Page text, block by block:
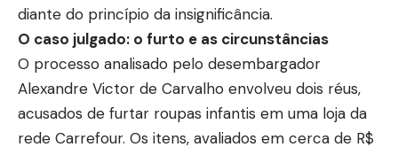
diante do princípio da insignificância.
O caso julgado: o furto e as circunstâncias
O processo analisado pelo desembargador
Alexandre Victor de Carvalho envolveu dois réus,
acusados de furtar roupas infantis em uma loja da
rede Carrefour. Os itens, avaliados em cerca de R$